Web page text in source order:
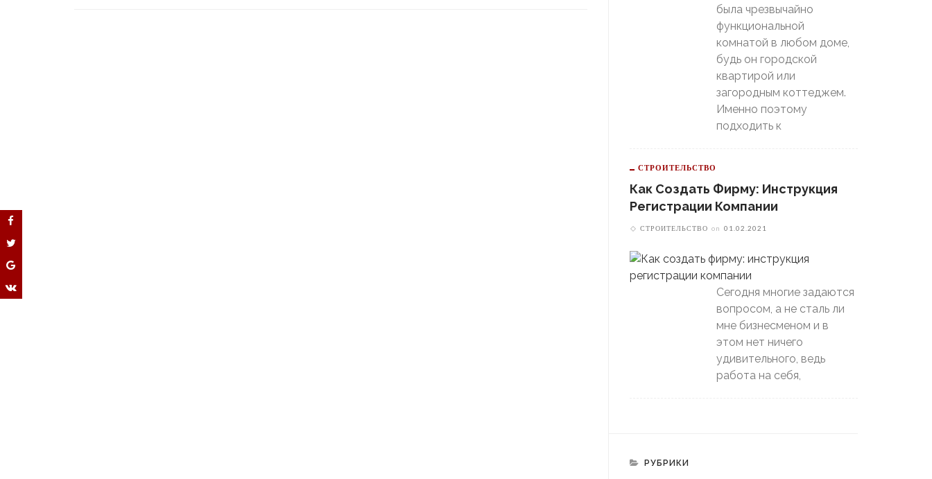
была чрезвычайно
функциональной
комнатой в любом доме,
будь он городской
квартирой или
загородным коттеджем.
Именно поэтому
подходить к
СТРОИТЕЛЬСТВО
Как Создать Фирму: Инструкция
Регистрации Компании
СТРОИТЕЛЬСТВО on 01.02.2021
Сегодня многие задаются
вопросом, а не сталь ли
мне бизнесменом и в
этом нет ничего
удивительного, ведь
работа на себя,
РУБРИКИ